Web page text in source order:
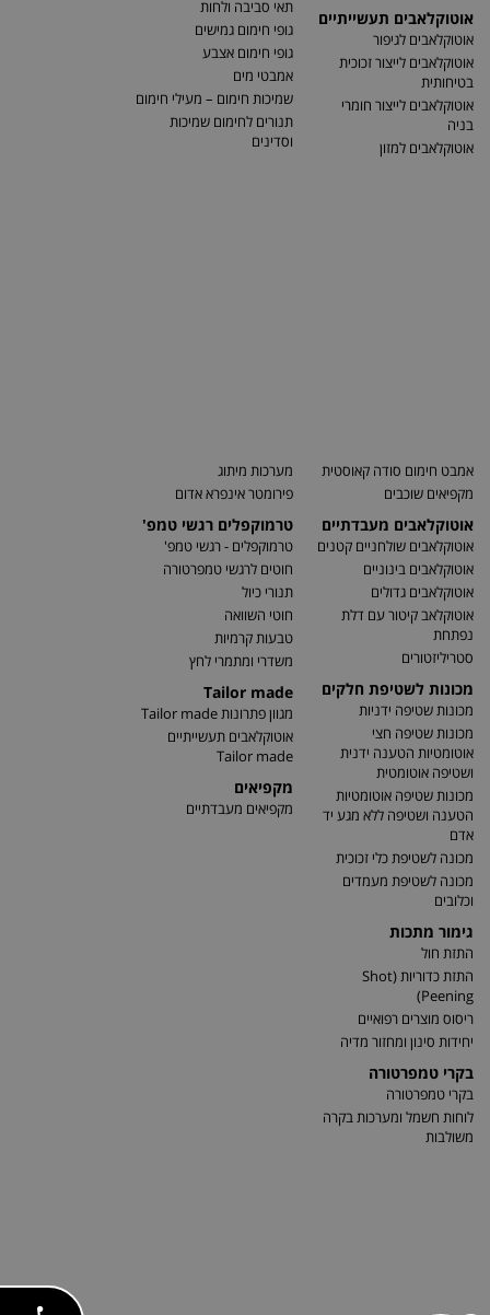
אוטוקלאבים תעשייתיים
אוטוקלאבים לגיפור
אוטוקלאבים לייצור זכוכית
בטיחותית
אוטוקלאבים לייצור חומרי
בניה
אוטוקלאבים למזון
תאי סביבה ולחות
גופי חימום גמישים
גופי חימום אצבע
אמבטי מים
שמיכות חימום – מעילי חימום
תנורים לחימום שמיכות
וסדינים
אמבט חימום סודה קאוסטית
מקפיאים שוכבים
אוטוקלאבים מעבדתיים
אוטוקלאבים שולחניים קטנים
אוטוקלאבים בינוניים
אוטוקלאבים גדולים
אוטוקלאב קיטור עם דלת
נפתחת
סטריליזטורים
מכונות לשטיפת חלקים
מכונות שטיפה ידניות
מכונות שטיפה חצי
אוטומטיות הטענה ידנית
ושטיפה אוטומטית
מכונות שטיפה אוטומטיות
הטענה ושטיפה ללא מגע יד
אדם
מכונה לשטיפת כלי זכוכית
מכונה לשטיפת מעמדים
וכלובים
גימור מתכות
התזת חול
התזת כדוריות (Shot
Peening)
ריסוס מוצרים רפואיים
יחידות סינון ומחזור מדיה
בקרי טמפרטורה
בקרי טמפרטורה
לוחות חשמל ומערכות בקרה
משולבות
מערכות מיתוג
פירומטר אינפרא אדום
טרמוקפלים רגשי טמפ'
טרמוקפלים - רגשי טמפ'
חוטים לרגשי טמפרטורה
תנורי כיול
חוטי השוואה
טבעות קרמיות
משדרי ומתמרי לחץ
Tailor made
מגוון פתרונות Tailor made
אוטוקלאבים תעשייתיים
Tailor made
מקפיאים
מקפיאים מעבדתיים